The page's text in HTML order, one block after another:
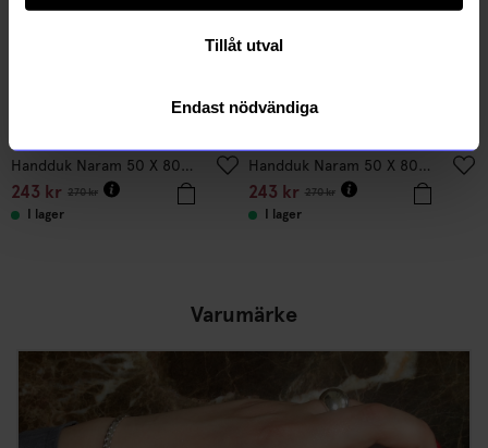
Tillåt utval
Endast nödvändiga
Handduk Naram 50 X 80cm beige
243 kr 270kr
I lager
Handduk Naram 50 X 80cm lila
243 kr 270kr
I lager
Varumärke